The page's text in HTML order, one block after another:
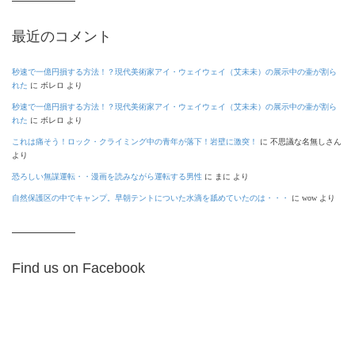
最近のコメント
秒速で一億円損する方法！？現代美術家アイ・ウェイウェイ（艾未未）の展示中の壷が割ら
れた に ボレロ より
秒速で一億円損する方法！？現代美術家アイ・ウェイウェイ（艾未未）の展示中の壷が割ら
れた に ボレロ より
これは痛そう！ロック・クライミング中の青年が落下！岩壁に激突！ に 不思議な名無しさん
より
恐ろしい無謀運転・・漫画を読みながら運転する男性 に まに より
自然保護区の中でキャンプ。早朝テントについた水滴を舐めていたのは・・・ に wow より
Find us on Facebook